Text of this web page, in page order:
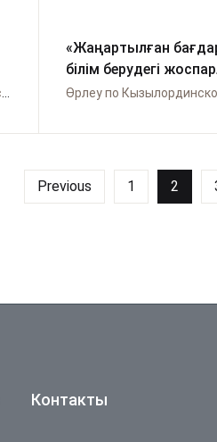
«Жаңартылған
білім берудегі
қолданудың
Previous 1 2
Контакты